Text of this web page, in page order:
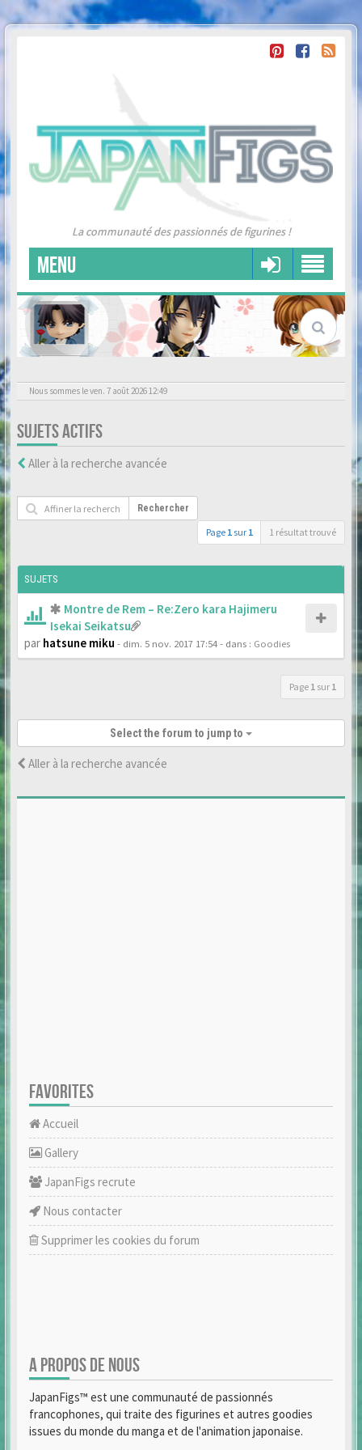
La communauté des passionnés de figurines !
MENU
Nous sommes le ven. 7 août 2026 12:49
SUJETS ACTIFS
Aller à la recherche avancée
Rechercher
Page 1 sur 1 1 résultat trouvé
SUJETS
Montre de Rem – Re:Zero kara Hajimeru
Isekai Seikatsu
par hatsune miku - dim. 5 nov. 2017 17:54- dans : Goodies
Page 1 sur 1
Select the forum to jump to
Aller à la recherche avancée
FAVORITES
Accueil
Gallery
JapanFigs recrute
Nous contacter
Supprimer les cookies du forum
A PROPOS DE NOUS
JapanFigs™ est une communauté de passionnés
francophones, qui traite des figurines et autres goodies
issues du monde du manga et de l'animation japonaise.